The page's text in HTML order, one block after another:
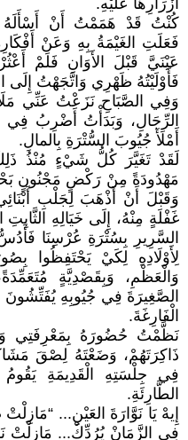
أَزْرَارِهَا عَلَيْهِ.
كُنْتُ قَدْ هَمَمْتُ أَنْ
فَعَلَتِ الغَيْمَةُ بِهِ وَعَنْ
عَيْنَيَّ قَبْلَ الأَوَانِ فَلَمْ
فَأَوْلَيْتُهُ ظَهْرِي وَاتَّجَهْتُ إِلَى
وَفِي الصَّبَاحِ نَزَعْتُ عَنِّي
الرِّجَالِ، وَبَدَأْتُ أَضْرِبُ
أَمْلَأَ جُيُوبَ السُّتْرَةِ بِالمالِ.
لَقَدْ تَغَيَّرَ كُلُّ شَيْءٍ مُنْذُ
مَهْدُودَةً مِنْ رَكْضٍ مَجْنُونٍ
وَقَبْلَ أَنْ أَذْهَبَ لِجَلْبِ
غَفْلَةٍ مِنْهُ، إِلَى خَيَالِهِ
السَّرِيرِ بِسُتْرَةِ عُرْسِنَا
لِأَوْلَادِهِ لِكَيْ يَحْتَفِظُوا
وَالْعَظْمِ، وَبِقَصْدِيَّةٍ
الصَّغِيرَةَ فِي جُيُوبِهِ
الْفَارِغَةَ.
نَظَّمْتُ حُضُورَهُ بِمَعْرِفَتِي
ذَاكِرَتَهُمْ، وَضَعْتَهُ لِصْقَ
فِي جِلْسَتِهِ الْقَدِيمَةِ
الطَّارِئَةِ.
إِيهْ يَا نَوَّارَةَ العَيْنِ...
فِي الزَّمَانْ يُرُدِّكْ... مَازِلْتْ